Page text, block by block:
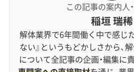
この記事の案内人
稲垣 瑞稀
解体業界で6年間働く中で感じ
ない』というもどかしさから、
について全記事の企画・編集に